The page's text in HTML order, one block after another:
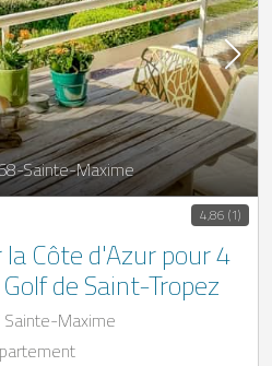
Sainte-Maxime
4,86 (1)
Côte d'Azur pour 4
de Saint-Tropez
Maxime